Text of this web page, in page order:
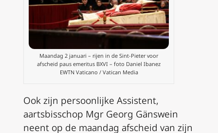
Maandag 2 januari – rijen in de Sint-Pieter voor
afscheid paus emeritus BXVI – foto Daniel Ibanez
EWTN Vaticano / Vatican Media
Ook zijn persoonlijke Assistent,
aartsbisschop Mgr Georg Gänswein
neent op de maandag afscheid van zijn